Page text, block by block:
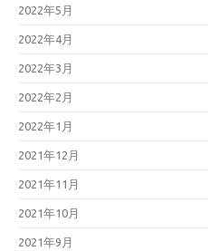
2022年5月
2022年4月
2022年3月
2022年2月
2022年1月
2021年12月
2021年11月
2021年10月
2021年9月